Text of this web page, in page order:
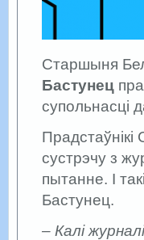
Старшыня
Бастунец
супольнасці
сустрэчу з
пытанне. І
Бастунец.
– Калі